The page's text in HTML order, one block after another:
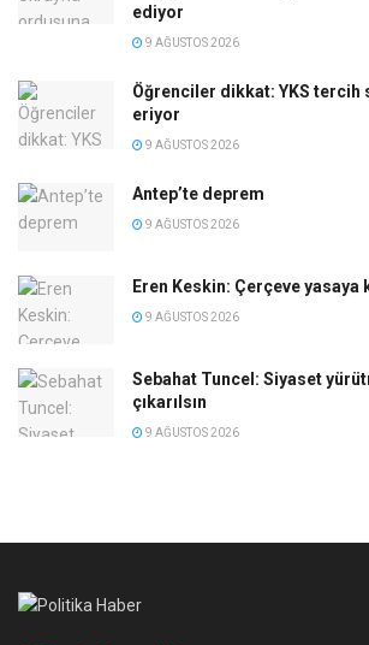
ediyor
9 AĞUSTOS 2026
Öğrenciler dikkat: YKS tercih
eriyor
9 AĞUSTOS 2026
Antep’te deprem
9 AĞUSTOS 2026
Eren Keskin: Çerçeve yasaya
9 AĞUSTOS 2026
Sebahat Tuncel: Siyaset
çıkarılsın
9 AĞUSTOS 2026